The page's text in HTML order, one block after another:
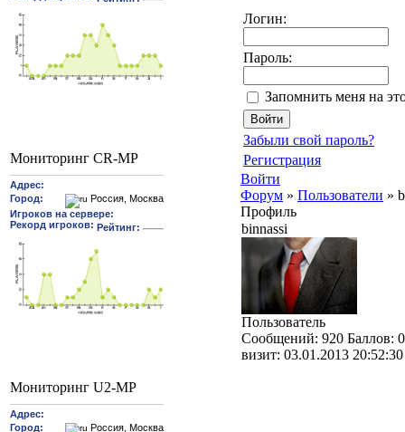
Мониторинг CR-MP
Мониторинг U2-MP
Логин:
Пароль:
Запомнить меня на
Забыли свой пароль?
Регистрация
Войти
Форум » Пользователи »
Профиль
binnassi
Пользователь
Cообщений: 920 Баллов: 0
визит: 03.01.2013 20:52:30